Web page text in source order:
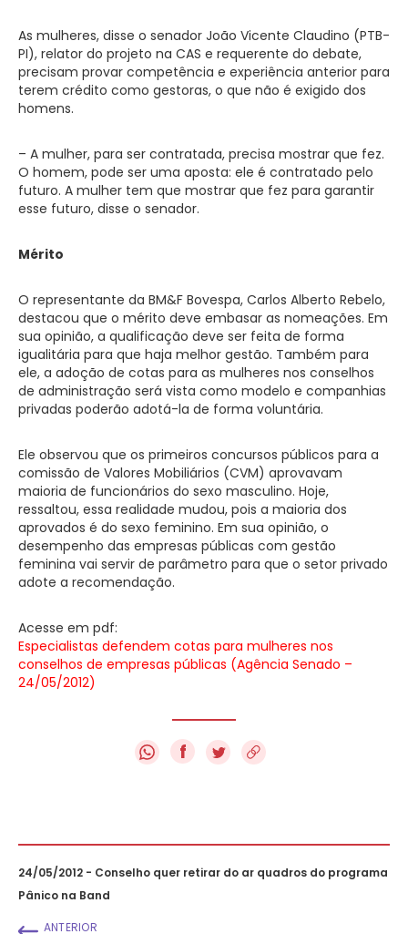
As mulheres, disse o senador João Vicente Claudino (PTB-
PI), relator do projeto na CAS e requerente do debate,
precisam provar competência e experiência anterior para
terem crédito como gestoras, o que não é exigido dos
homens.
– A mulher, para ser contratada, precisa mostrar que fez.
O homem, pode ser uma aposta: ele é contratado pelo
futuro. A mulher tem que mostrar que fez para garantir
esse futuro, disse o senador.
Mérito
O representante da BM&F Bovespa, Carlos Alberto Rebelo,
destacou que o mérito deve embasar as nomeações. Em
sua opinião, a qualificação deve ser feita de forma
igualitária para que haja melhor gestão. Também para
ele, a adoção de cotas para as mulheres nos conselhos
de administração será vista como modelo e companhias
privadas poderão adotá-la de forma voluntária.
Ele observou que os primeiros concursos públicos para a
comissão de Valores Mobiliários (CVM) aprovavam
maioria de funcionários do sexo masculino. Hoje,
ressaltou, essa realidade mudou, pois a maioria dos
aprovados é do sexo feminino. Em sua opinião, o
desempenho das empresas públicas com gestão
feminina vai servir de parâmetro para que o setor privado
adote a recomendação.
Acesse em pdf:
Especialistas defendem cotas para mulheres nos
conselhos de empresas públicas (Agência Senado –
24/05/2012)
f
24/05/2012 - Conselho quer retirar do ar quadros do programa
Pânico na Band
ANTERIOR